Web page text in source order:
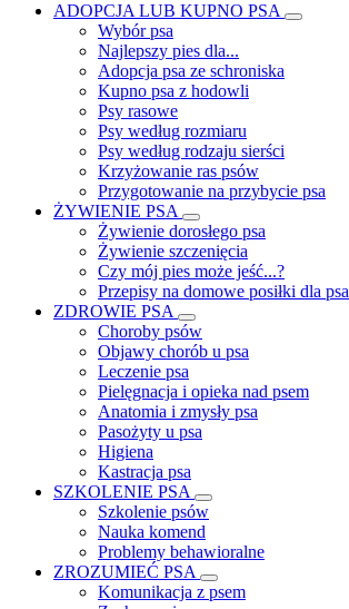
ADOPCJA LUB KUPNO PSA
Wybór psa
Najlepszy pies dla...
Adopcja psa ze schroniska
Kupno psa z hodowli
Psy rasowe
Psy według rozmiaru
Psy według rodzaju sierści
Krzyżowanie ras psów
Przygotowanie na przybycie psa
ŻYWIENIE PSA
Żywienie dorosłego psa
Żywienie szczenięcia
Czy mój pies może jeść...?
Przepisy na domowe posiłki dla psa
ZDROWIE PSA
Choroby psów
Objawy chorób u psa
Leczenie psa
Pielęgnacja i opieka nad psem
Anatomia i zmysły psa
Pasożyty u psa
Higiena
Kastracja psa
SZKOLENIE PSA
Szkolenie psów
Nauka komend
Problemy behawioralne
ZROZUMIEĆ PSA
Komunikacja z psem